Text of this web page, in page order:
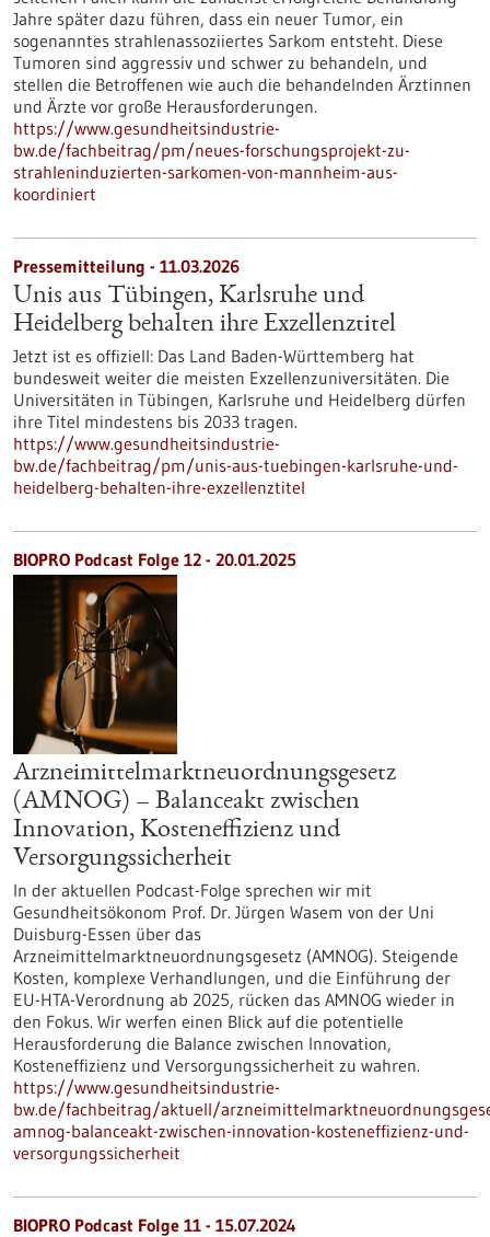
Jahre später dazu führen, dass ein neuer Tumor, ein
sogenanntes strahlenassoziiertes Sarkom entsteht. Diese
Tumoren sind aggressiv und schwer zu behandeln, und
stellen die Betroffenen wie auch die behandelnden Ärztinnen
und Ärzte vor große Herausforderungen.
https://www.gesundheitsindustrie-
bw.de/fachbeitrag/pm/neues-forschungsprojekt-zu-
strahleninduzierten-sarkomen-von-mannheim-aus-
koordiniert
Pressemitteilung - 11.03.2026
Unis aus Tübingen, Karlsruhe und
Heidelberg behalten ihre Exzellenztitel
Jetzt ist es offiziell: Das Land Baden-Württemberg hat
bundesweit weiter die meisten Exzellenzuniversitäten. Die
Universitäten in Tübingen, Karlsruhe und Heidelberg dürfen
ihre Titel mindestens bis 2033 tragen.
https://www.gesundheitsindustrie-
bw.de/fachbeitrag/pm/unis-aus-tuebingen-karlsruhe-und-
heidelberg-behalten-ihre-exzellenztitel
BIOPRO Podcast Folge 12 - 20.01.2025
Arzneimittelmarktneuordnungsgesetz
(AMNOG) – Balanceakt zwischen
Innovation, Kosteneffizienz und
Versorgungssicherheit
In der aktuellen Podcast-Folge sprechen wir mit
Gesundheitsökonom Prof. Dr. Jürgen Wasem von der Uni
Duisburg-Essen über das
Arzneimittelmarktneuordnungsgesetz (AMNOG). Steigende
Kosten, komplexe Verhandlungen, und die Einführung der
EU-HTA-Verordnung ab 2025, rücken das AMNOG wieder in
den Fokus. Wir werfen einen Blick auf die potentielle
Herausforderung die Balance zwischen Innovation,
Kosteneffizienz und Versorgungssicherheit zu wahren.
https://www.gesundheitsindustrie-
bw.de/fachbeitrag/aktuell/
amnog-balanceakt-zwischen-innovation-kosteneffizienz-und-
versorgungssicherheit
BIOPRO Podcast Folge 11 - 15.07.2024